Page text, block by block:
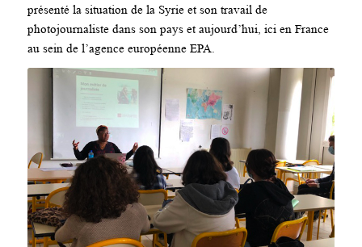
présenté la situation de la Syrie et son travail de
photojournaliste dans son pays et aujourd’hui, ici en France
au sein de l’agence européenne EPA.